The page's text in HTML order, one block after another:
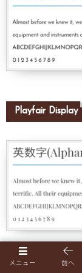
Playfair Display
メニュー 前へ